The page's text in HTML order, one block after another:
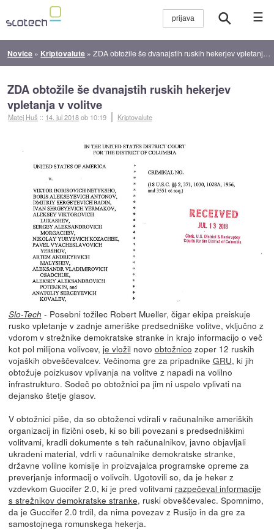
☰
Novice » Kriptovalute »ZDA obtožile še dvanajstih ruskih hekerjev vpletanja v volitve
ZDA obtožile še dvanajstih ruskih hekerjev
vpletanja v volitve
Matej Huš :: 14. jul 2018ob 10:19 Kriptovalute
Slo-Tech - Posebni tožilec Robert Mueller, čigar ekipa preiskuje
rusko vpletanje v zadnje ameriške predsedniške volitve, vključno z
vdorom v strežnike demokratske stranke in krajo informacijo o več
kot pol milijona volivcev, je vložil novo obtožnico zoper 12 ruskih
vojaških obveščevalcev. Večinoma gre za pripadnike GRU, ki jih
obtožuje poizkusov vplivanja na volitve z napadi na volilno
infrastrukturo. Sodeč po obtožnici pa jim ni uspelo vplivati na
dejansko štetje glasov.
V obtožnici piše, da so obtoženci vdirali v računalnike ameriških
organizacij in fizični oseb, ki so bili povezani s predsedniškimi
volitvami, kradli dokumente s teh računalnikov, javno objavljali
ukradeni material, vdrli v računalnike demokratske stranke,
državne volilne komisije in proizvajalca programske opreme za
preverjanje informacij o volivcih. Ugotovili so, da je heker z
vzdevkom Guccifer 2.0, ki je pred volitvami razpečeval informacije
s strežnikov demokratske stranke, ruski obveščevalec. Spomnimo,
da je Guccifer 2.0 trdil, da nima povezav z Rusijo in da gre za
samostojnega romunskega hekerja.